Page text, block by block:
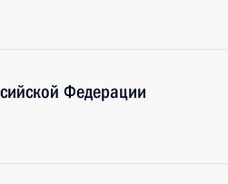
Федерации